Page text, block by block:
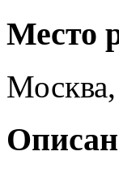
Место
Москва,